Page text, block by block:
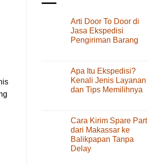
Arti Door To Door di
Jasa Ekspedisi
Pengiriman Barang
Door
Door
di
Pengiriman
Apa Itu Ekspedisi?
Kenali Jenis Layanan
dan Tips Memilihnya
Kenali
Jenis
Cara Kirim Spare Part
dari Makassar ke
Balikpapan Tanpa
Delay